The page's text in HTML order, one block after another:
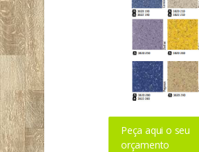
Peça aqui o seu
orçamento